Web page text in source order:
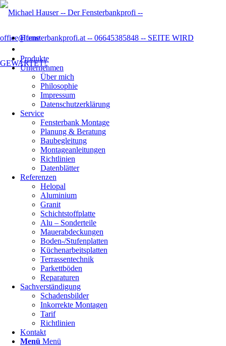
Home
Produkte
Unternehmen
Über mich
Philosophie
Impressum
Datenschutzer­klärung
Service
Fensterbank Montage
Planung & Beratung
Baubegleitung
Montageanleitungen
Richtlinien
Datenblätter
Referenzen
Helopal
Aluminium
Granit
Schichtstoffplatte
Alu – Sonderteile
Mauerabdeckungen
Boden-/Stufenplatten
Küchenarbeitsplatten
Terrassentechnik
Parkettböden
Reparaturen
Sachverständigung
Schadensbilder
Inkorrekte Montagen
Tarif
Richtlinien
Kontakt
Menü Menü